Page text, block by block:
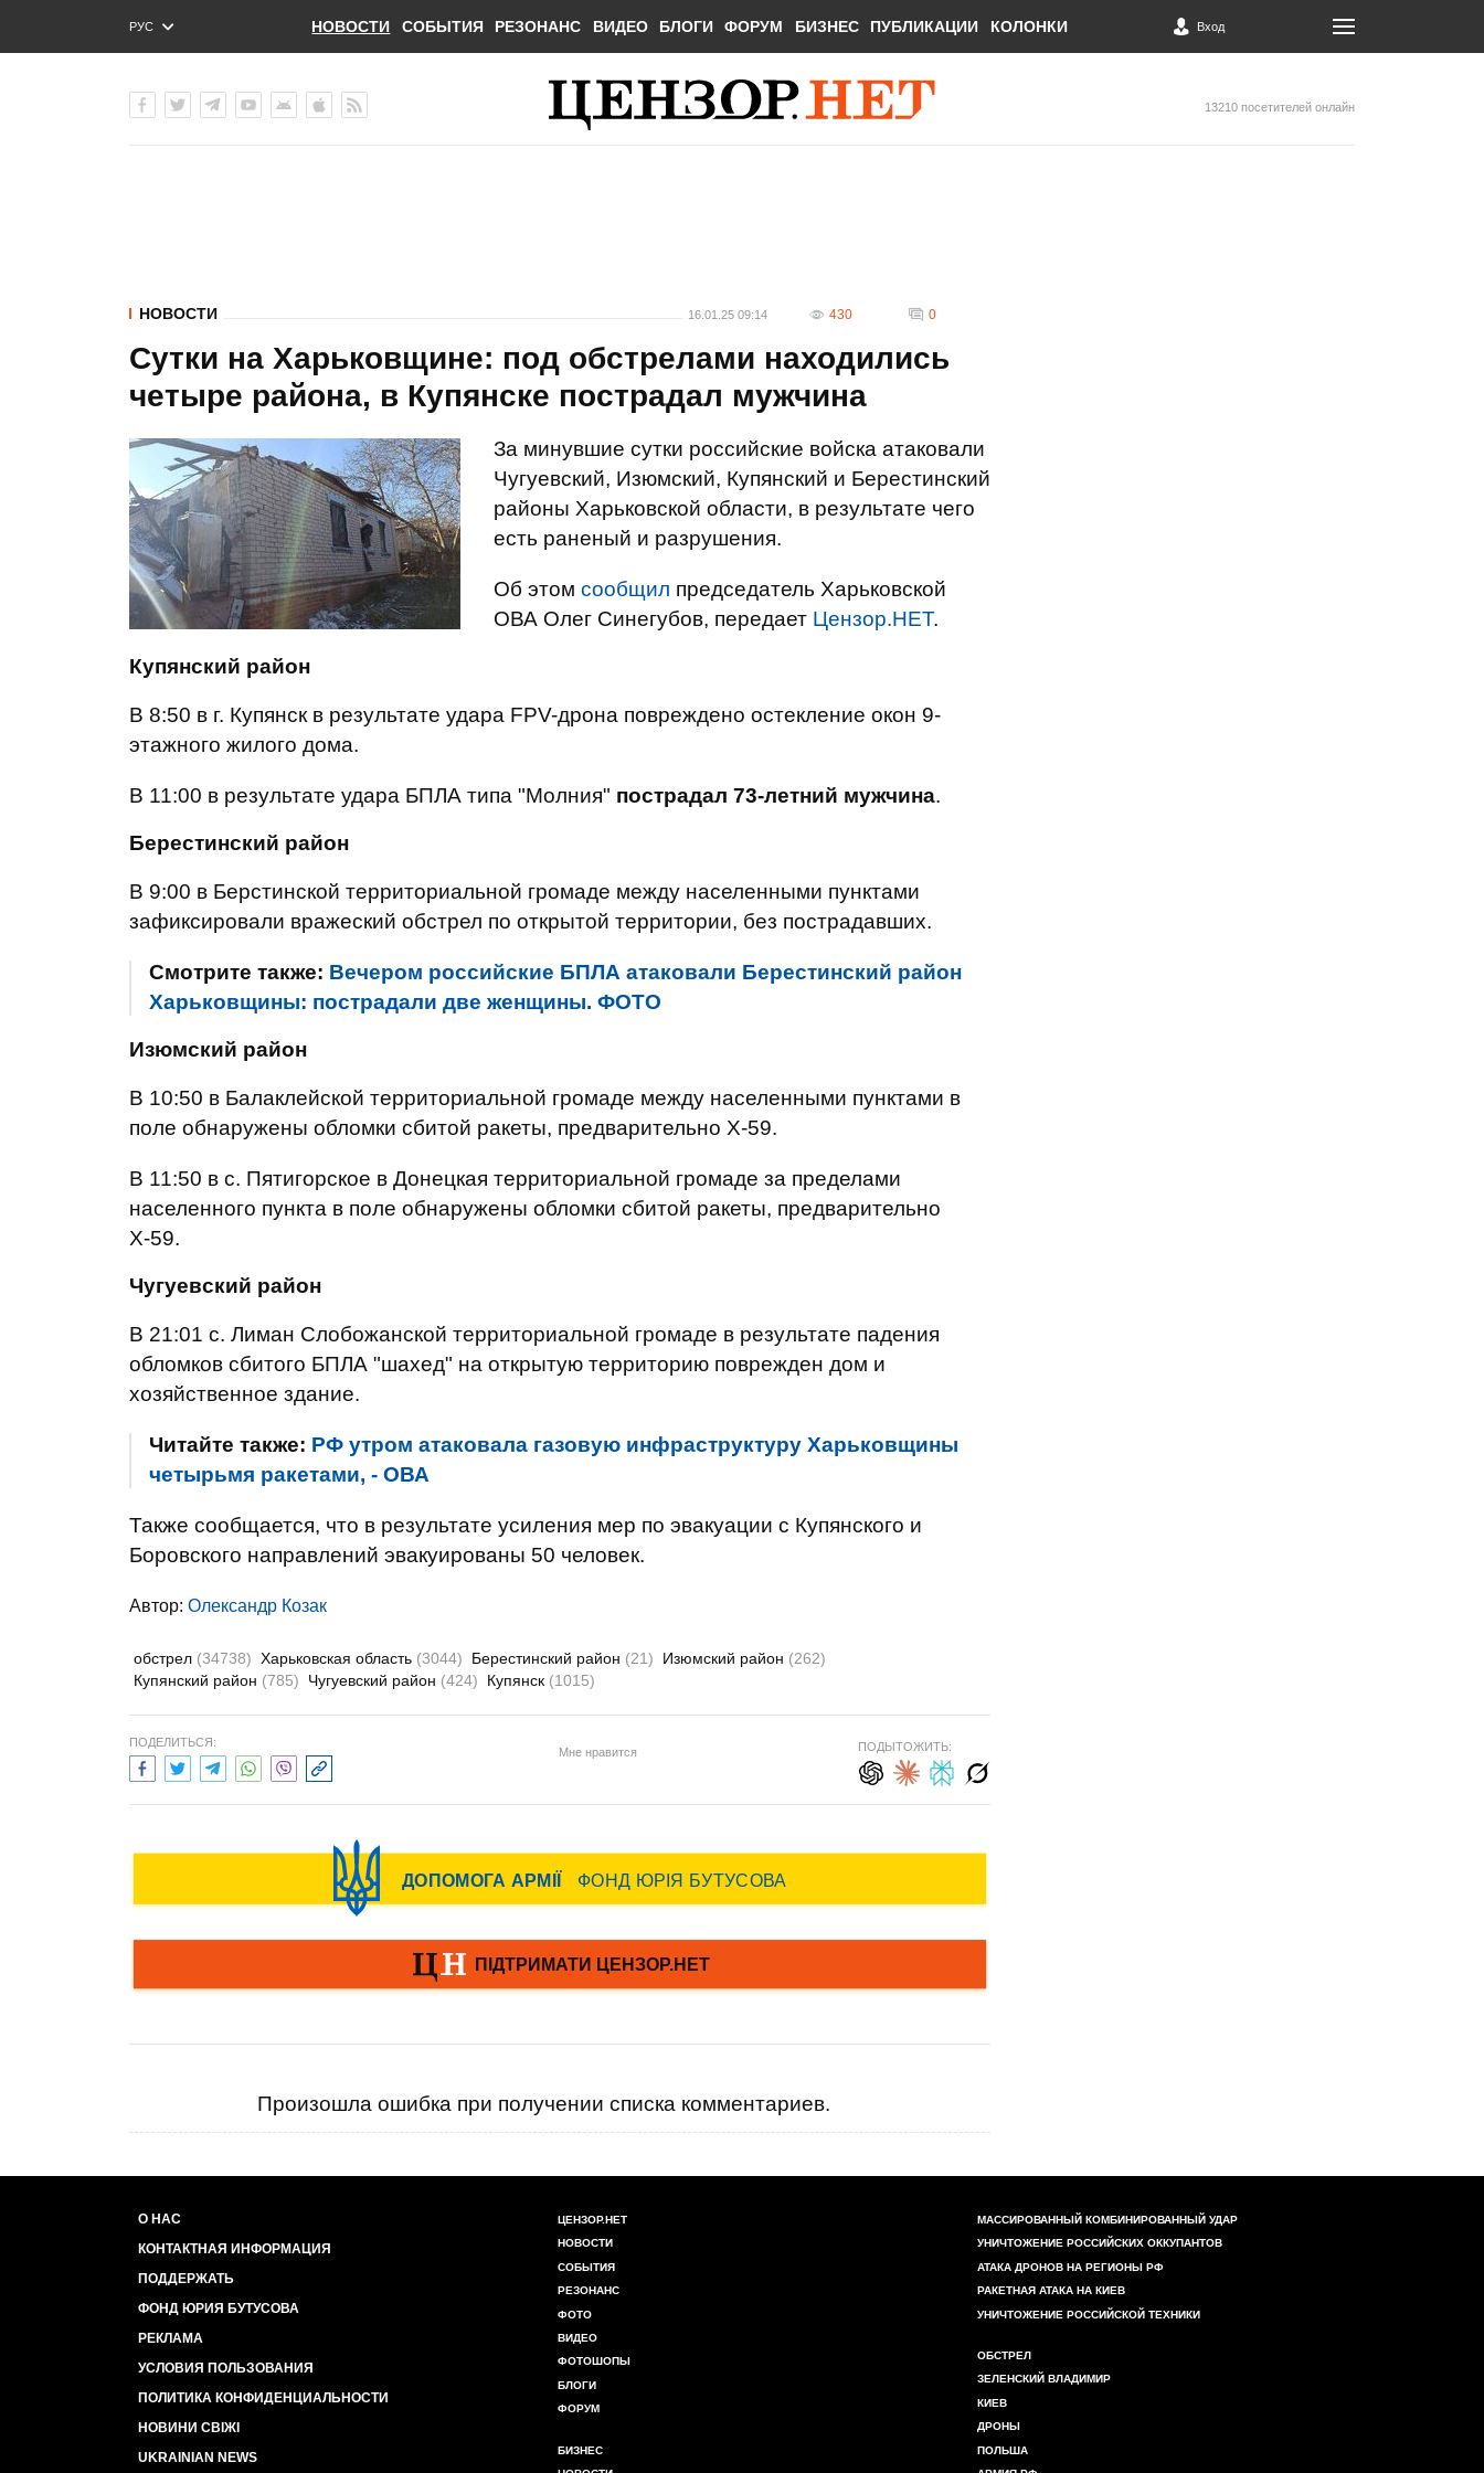
РУС
ENG
НОВОСТИ СОБЫТИЯ РЕЗОНАНС ВИДЕО БЛОГИ ФОРУМ БИЗНЕС ПУБЛИКАЦИИ КОЛОНКИ Вход
13210 посетителей онлайн
НОВОСТИ 16.01.25 09:14 430 0
Сутки на Харьковщине: под обстрелами находились
четыре района, в Купянске пострадал мужчина
За минувшие сутки российские войска атаковали
Чугуевский, Изюмский, Купянский и Берестинский
районы Харьковской области, в результате чего
есть раненый и разрушения.
Об этом сообщил председатель Харьковской
ОВА Олег Синегубов, передает Цензор.НЕТ.
Купянский район
В 8:50 в г. Купянск в результате удара FPV-дрона повреждено остекление окон 9-
этажного жилого дома.
В 11:00 в результате удара БПЛА типа "Молния" пострадал 73-летний мужчина.
Берестинский район
В 9:00 в Берстинской территориальной громаде между населенными пунктами
зафиксировали вражеский обстрел по открытой территории, без пострадавших.
Смотрите также: Вечером российские БПЛА атаковали Берестинский район
Харьковщины: пострадали две женщины. ФОТО
Изюмский район
В 10:50 в Балаклейской территориальной громаде между населенными пунктами в
поле обнаружены обломки сбитой ракеты, предварительно Х-59.
В 11:50 в с. Пятигорское в Донецкая территориальной громаде за пределами
населенного пункта в поле обнаружены обломки сбитой ракеты, предварительно
Х-59.
Чугуевский район
В 21:01 с. Лиман Слобожанской территориальной громаде в результате падения
обломков сбитого БПЛА "шахед" на открытую территорию поврежден дом и
хозяйственное здание.
Читайте также: РФ утром атаковала газовую инфраструктуру Харьковщины
четырьмя ракетами, - ОВА
Также сообщается, что в результате усиления мер по эвакуации с Купянского и
Боровского направлений эвакуированы 50 человек.
Автор: Олександр Козак
обстрел (34738) Харьковская область (3044) Берестинский район (21) Изюмский район (262)
Купянский район (785) Чугуевский район (424) Купянск (1015)
ПОДЕЛИТЬСЯ:
Мне нравится ПОДЫТОЖИТЬ:
Произошла ошибка при получении списка комментариев.
О НАС
КОНТАКТНАЯ ИНФОРМАЦИЯ
ПОДДЕРЖАТЬ
ФОНД ЮРИЯ БУТУСОВА
РЕКЛАМА
УСЛОВИЯ ПОЛЬЗОВАНИЯ
ПОЛИТИКА КОНФИДЕНЦИАЛЬНОСТИ
НОВИНИ СВІЖІ
UKRAINIAN NEWS
ЦЕНЗОР.НЕТ
НОВОСТИ
СОБЫТИЯ
РЕЗОНАНС
ФОТО
ВИДЕО
ФОТОШОПЫ
БЛОГИ
ФОРУМ
БИЗНЕС
МАССИРОВАННЫЙ КОМБИНИРОВАННЫЙ УДАР
УНИЧТОЖЕНИЕ РОССИЙСКИХ ОККУПАНТОВ
АТАКА ДРОНОВ НА РЕГИОНЫ РФ
РАКЕТНАЯ АТАКА НА КИЕВ
УНИЧТОЖЕНИЕ РОССИЙСКОЙ ТЕХНИКИ
ОБСТРЕЛ
ЗЕЛЕНСКИЙ ВЛАДИМИР
КИЕВ
ДРОНЫ
ПОЛЬША